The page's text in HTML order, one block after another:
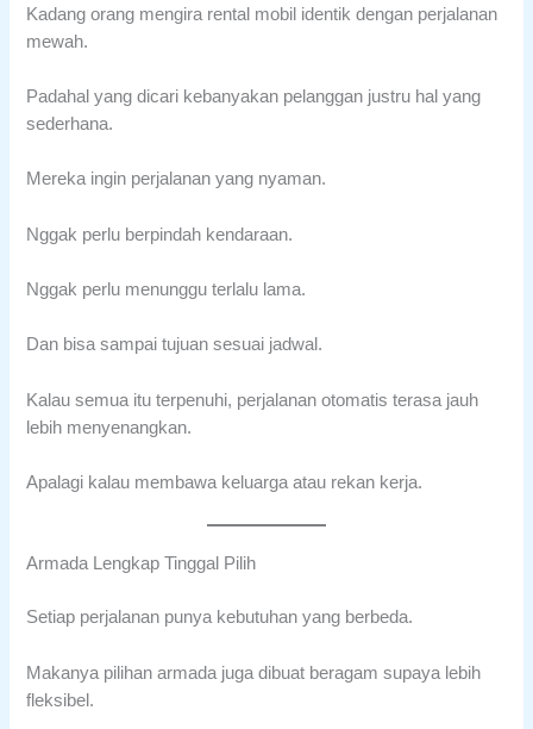
Kadang orang mengira rental mobil identik dengan perjalanan
mewah.
Padahal yang dicari kebanyakan pelanggan justru hal yang
sederhana.
Mereka ingin perjalanan yang nyaman.
Nggak perlu berpindah kendaraan.
Nggak perlu menunggu terlalu lama.
Dan bisa sampai tujuan sesuai jadwal.
Kalau semua itu terpenuhi, perjalanan otomatis terasa jauh
lebih menyenangkan.
Apalagi kalau membawa keluarga atau rekan kerja.
Armada Lengkap Tinggal Pilih
Setiap perjalanan punya kebutuhan yang berbeda.
Makanya pilihan armada juga dibuat beragam supaya lebih
fleksibel.